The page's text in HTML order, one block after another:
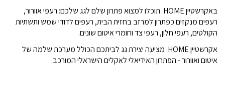
באקרשטיין HOME תוכלו למצוא פתרון שלם לגג שלכם: רעפי אוורור,
רעפים מנקזים כפתרון למרזב בחזית הבית, רעפים לדודי שמש ותשתיות
הקולטים, רעפי חלון, רעפי צד וחומרי איטום שונים.
אקרשטיין HOME מציעה יצירת גג לביתכם הכולל מערכת שלמה של
איטום ואוורור - הפתרון האידיאלי לאקלים הישראלי המורכב.